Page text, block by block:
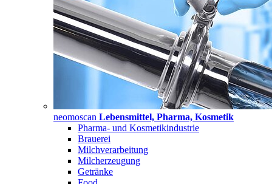
neomoscan Lebensmittel, Pharma, Kosmetik
Pharma- und Kosmetikindustrie
Brauerei
Milchverarbeitung
Milcherzeugung
Getränke